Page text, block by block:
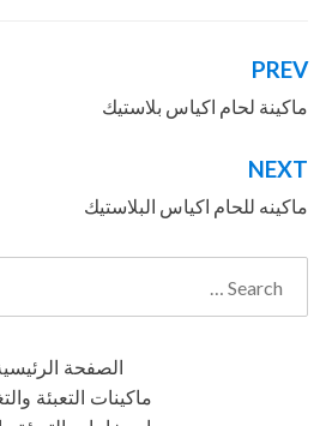
تصفّح
المقالات
PREV
ماكينة لحام اكياس بلاستيك
NEXT
ماكينه للحام اكياس البلاستيك
الصفحة
ماكينات التعبئة